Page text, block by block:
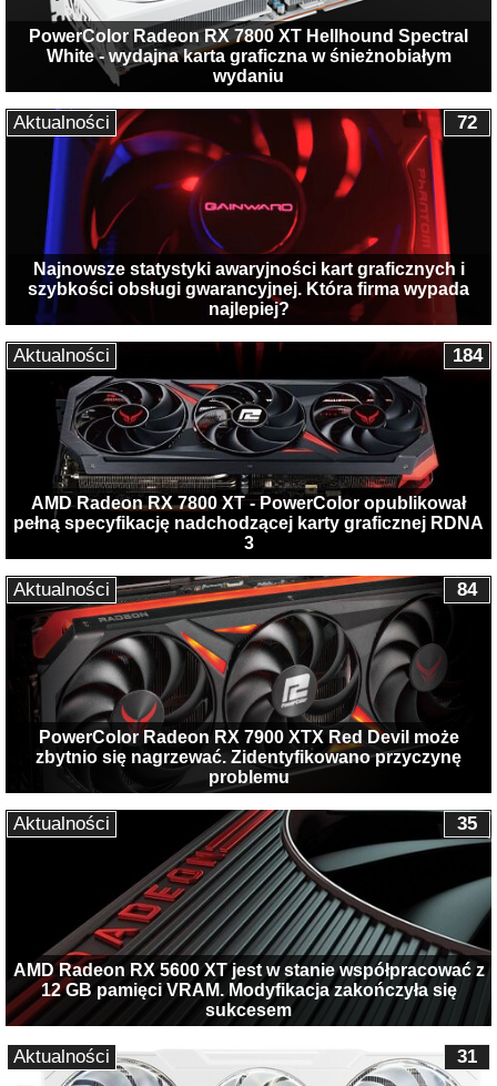
PowerColor Radeon RX 7800 XT Hellhound Spectral
White - wydajna karta graficzna w śnieżnobiałym
wydaniu
Najnowsze statystyki awaryjności kart graficznych i
szybkości obsługi gwarancyjnej. Która firma wypada
najlepiej?
72
Aktualności
AMD Radeon RX 7800 XT - PowerColor opublikował
pełną specyfikację nadchodzącej karty graficznej RDNA
3
184
Aktualności
PowerColor Radeon RX 7900 XTX Red Devil może
zbytnio się nagrzewać. Zidentyfikowano przyczynę
problemu
84
Aktualności
AMD Radeon RX 5600 XT jest w stanie współpracować z
12 GB pamięci VRAM. Modyfikacja zakończyła się
sukcesem
35
Aktualności
31
Aktualności